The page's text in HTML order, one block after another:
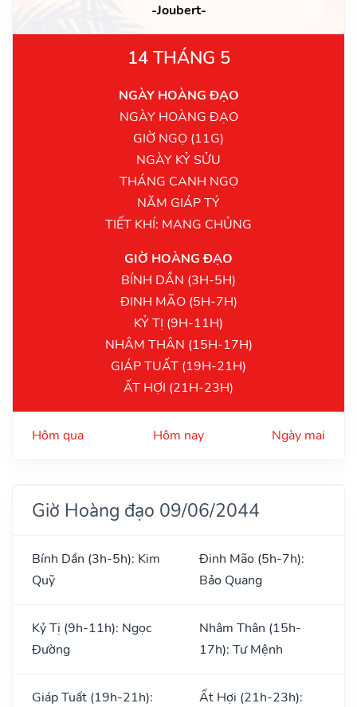
-Joubert-
14 THÁNG 5
NGÀY HOÀNG ĐẠO
NGÀY HOÀNG ĐẠO
GIỜ NGỌ (11G)
NGÀY KỶ SỬU
THÁNG CANH NGỌ
NĂM GIÁP TÝ
TIẾT KHÍ: MANG CHỦNG
GIỜ HOÀNG ĐẠO
BÍNH DẦN (3H-5H)
ĐINH MÃO (5H-7H)
KỶ TỊ (9H-11H)
NHÂM THÂN (15H-17H)
GIÁP TUẤT (19H-21H)
ẤT HỢI (21H-23H)
Hôm qua Hôm nay Ngày mai
Giờ Hoàng đạo 09/06/2044
Bính Dần (3h-5h): Kim
Quỹ
Đinh Mão (5h-7h):
Bảo Quang
Kỷ Tị (9h-11h): Ngọc
Đường
Nhâm Thân (15h-
17h): Tư Mệnh
Giáp Tuất (19h-21h):
Ất Hợi (21h-23h):